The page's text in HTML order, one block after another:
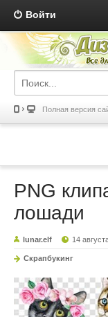
Войти
Полная версия
PNG
лошади
lunar.elf 14
Скрапбукинг